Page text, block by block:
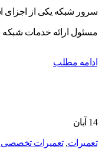
سرور شبکه یکی از
مسئول ارائه خدمات شبکه
ادامه مطلب
14 آبان
تعمیرات,تعمیرات تخصصی